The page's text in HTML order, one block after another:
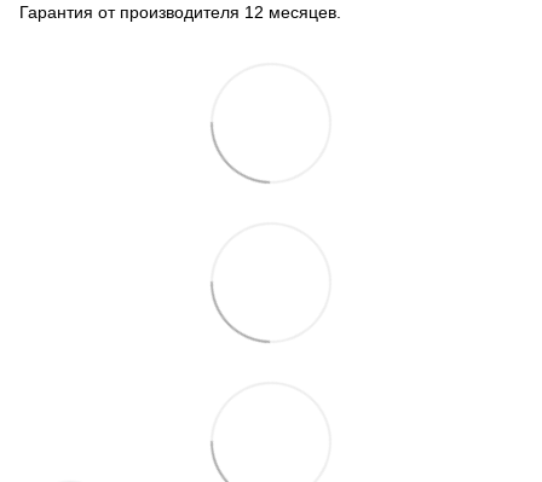
Гарантия от производителя 12 месяцев.